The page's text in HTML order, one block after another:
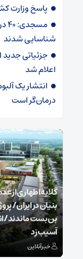
پاسخ وزارت
شناسایی شدند
جزئیاتی
اعلام شد
انتشار یک
درمان‌گر است
گلایه اطهاری از
بنیان در ایران/
آسیب زد
خبرآنلاین